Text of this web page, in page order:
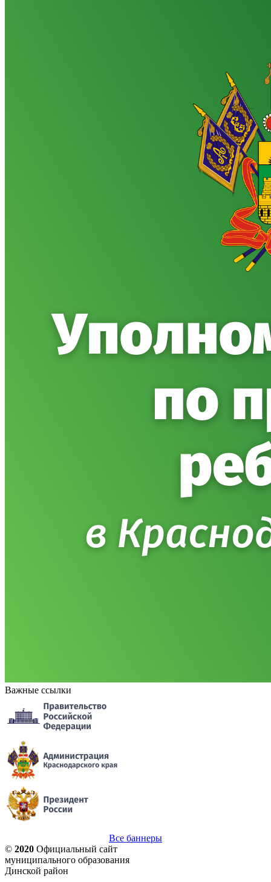
Важные ссылки
Все баннеры
© 2020 Официальный сайт
муниципального образования
Динской район